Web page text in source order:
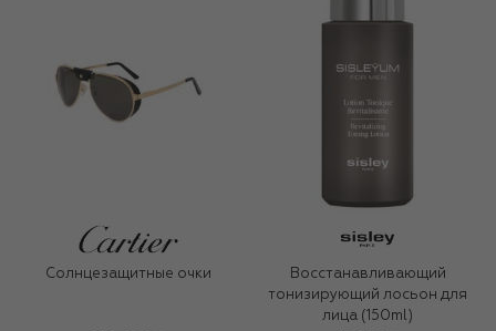
Солнцезащитные очки
Восстанавливающий
тонизирующий лосьон для
лица (150ml)